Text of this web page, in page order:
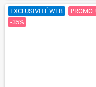
EXCLUSIVITÉ WEB
PROMO !
-35%